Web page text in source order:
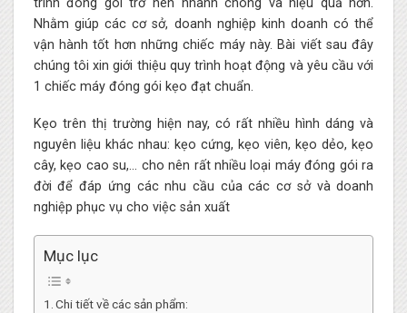
Nhằm giúp các cơ sở, doanh nghiệp kinh doanh có thể
vận hành tốt hơn những chiếc máy này. Bài viết sau đây
chúng tôi xin giới thiệu quy trình hoạt động và yêu cầu với
1 chiếc máy đóng gói kẹo đạt chuẩn.
Kẹo trên thị trường hiện nay, có rất nhiều hình dáng và
nguyên liệu khác nhau: kẹo cứng, kẹo viên, kẹo dẻo, kẹo
cây, kẹo cao su,… cho nên rất nhiều loại máy đóng gói ra
đời để đáp ứng các nhu cầu của các cơ sở và doanh
nghiệp phục vụ cho việc sản xuất
Mục lục
Chi tiết về các sản phẩm: